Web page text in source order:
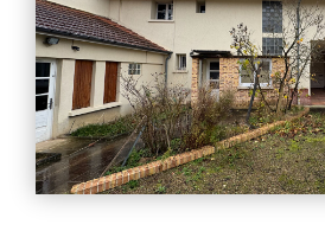
privatif. Le sous-sol total, entièrement aménagé, accueille
une salle de sport ainsi que trois
servir de rangement, cave à vin
Édifiée sur un magnifique terrain
propriété dispose d'une vaste
grande piscine et un espace
jacuzzi. Un abri pour trois
avec possibilité de créer facilement un
propriété rare alliant confort,
proximité immédiate des
d'informations ou organiser